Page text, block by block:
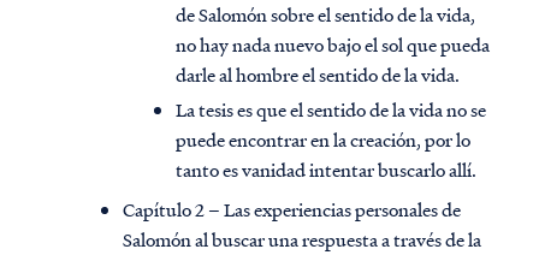
de Salomón sobre el sentido de la vida,
no hay nada nuevo bajo el sol que pueda
darle al hombre el sentido de la vida.
La tesis es que el sentido de la vida no se
puede encontrar en la creación, por lo
tanto es vanidad intentar buscarlo allí.
Capítulo 2 – Las experiencias personales de
Salomón al buscar una respuesta a través de la